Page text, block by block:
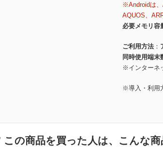
※Androidは、
AQUOS、
必要メモリ容
ご利用方法
同時使用端末
※インターネ
※導入・利用
この商品を買った人は、こんな商